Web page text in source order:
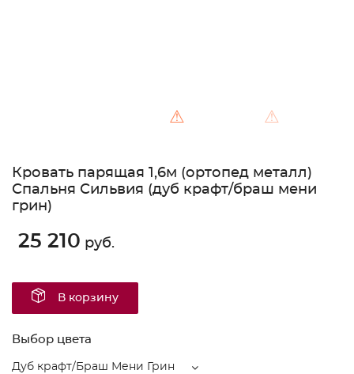
⚠ ⚠
Кровать парящая 1,6м (ортопед металл)
Спальня Сильвия (дуб крафт/браш мени
грин)
25 210 руб.
В корзину
Выбор цвета
Дуб крафт/Браш Мени Грин